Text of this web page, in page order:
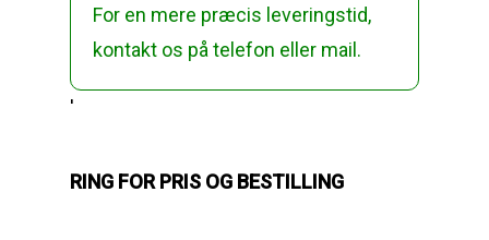
For en mere præcis leveringstid,
kontakt os på telefon eller mail.
'
RING FOR PRIS OG BESTILLING